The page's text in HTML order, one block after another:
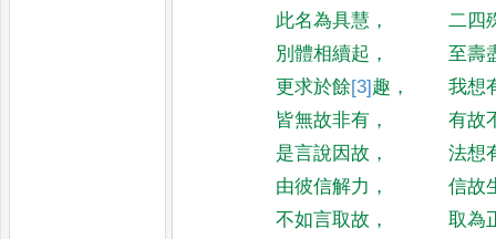
此名為具慧 ，
二四
別體相續起 ，
至壽
更求於餘[3] 趣 ，
我想
皆無故非有 ，
有故
是言說因故 ，
法想
由彼信解力 ，
信故
不如言取故 ，
取為